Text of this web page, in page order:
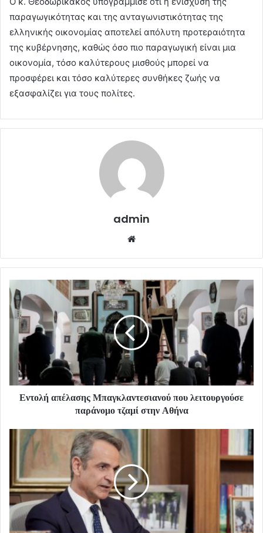
παραγωγικότητας και της ανταγωνιστικότητας της
ελληνικής οικονομίας αποτελεί απόλυτη προτεραιότητα
της κυβέρνησης, καθώς όσο πιο παραγωγική είναι μια
οικονομία, τόσο καλύτερους μισθούς μπορεί να
προσφέρει και τόσο καλύτερες συνθήκες ζωής να
εξασφαλίζει για τους πολίτες.
admin
Εντολή απέλασης Μπαγκλαντεσιανού που λειτουργούσε
παράνομο τζαμί στην Αθήνα